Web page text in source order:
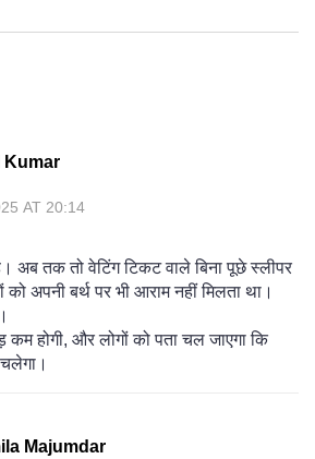
Kumar
AT 20:14
अब तक तो वेटिंग टिकट वाले बिना पूछे स्लीपर
अपनी बर्थ पर भी आराम नहीं मिलता था।
होगी, और लोगों को पता चल जाएगा कि
Majumdar